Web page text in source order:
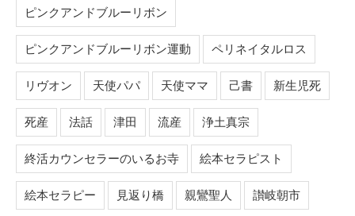
ピンクアンドブルーリボン
ピンクアンドブルーリボン運動 ペリネイタルロス
リヴオン 天使パパ 天使ママ 己書 新生児死
死産 法話 津田 流産 浄土真宗
終活カウンセラーのいるお寺 絵本セラピスト
絵本セラピー 見返り橋 親鸞聖人 讃岐朝市